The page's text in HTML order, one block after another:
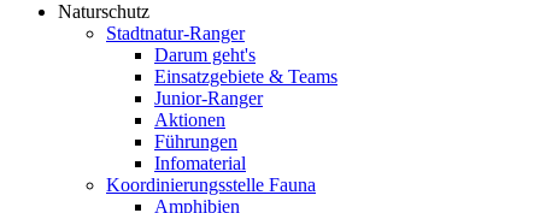
Naturschutz
Stadtnatur-Ranger
Darum geht's
Einsatzgebiete & Teams
Junior-Ranger
Aktionen
Führungen
Infomaterial
Koordinierungsstelle Fauna
Amphibien